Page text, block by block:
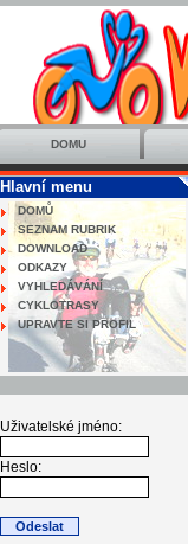
DOMU
Hlavní menu
DOMŮ
SEZNAM RUBRIK
DOWNLOAD
ODKAZY
VYHLEDÁVÁNÍ
CYKLOTRASY
UPRAVTE SI PROFIL
Uživatelské jméno:
Heslo: